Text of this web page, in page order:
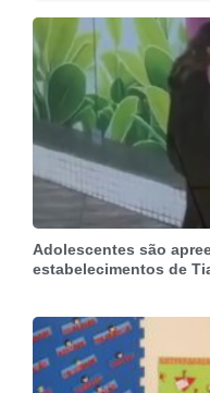
Adolescentes são
estabelecimentos de